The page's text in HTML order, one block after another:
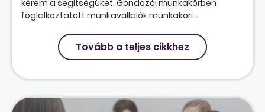
kérem a segítségüket. Gondozói munkakörben
foglalkoztatott munkavállalók munkaköri...
Tovább a teljes cikkhez